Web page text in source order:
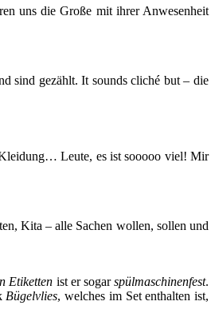
uns die Große mit ihrer Anwesenheit
sind gezählt. It sounds cliché but – die
Leute, es ist sooooo viel! Mir
Kita – alle Sachen wollen, sollen und
Etiketten ist er sogarspülmaschinenfest.
Bügelvlies, welches im Set enthalten ist,